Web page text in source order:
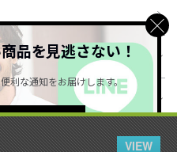
VIEW
品を見逃さない！
利な通知をお届けします。
ちら ＞